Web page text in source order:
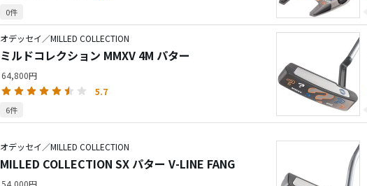
0件
オデッセイ／MILLED COLLECTION
ミルドコレクション MMXV 4M パター
64,800円
5.7
6件
オデッセイ／MILLED COLLECTION
MILLED COLLECTION SX パター V-LINE FANG
54,000円